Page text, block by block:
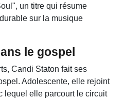
un titre qui résume
sur la musique
le gospel
Candi Staton fait ses
Adolescente, elle rejoint
lequel elle parcourt le circuit